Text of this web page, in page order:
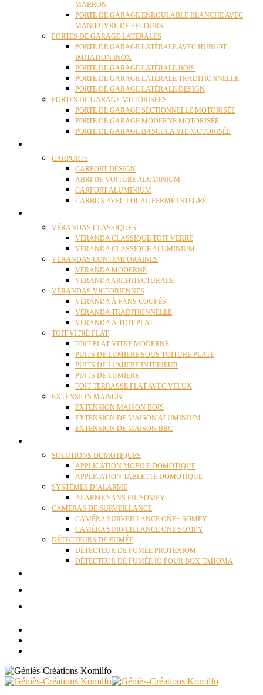
MARRON
PORTE DE GARAGE ENROULABLE BLANCHE AVEC
MANŒUVRE DE SECOURS
PORTES DE GARAGE LATÉRALES
PORTE DE GARAGE LATÉRALE AVEC HUBLOT
IMITATION INOX
PORTE DE GARAGE LATÉRALE BOIS
PORTE DE GARAGE LATÉRALE TRADITIONNELLE
PORTE DE GARAGE LATÉRALE DESIGN
PORTES DE GARAGE MOTORISÉES
PORTE DE GARAGE SECTIONNELLE MOTORISÉE
PORTE DE GARAGE MODERNE MOTORISÉE
PORTE DE GARAGE BASCULANTE MOTORISÉE
CARPORTS
CARPORT DESIGN
ABRI DE VOITURE ALUMINIUM
CARPORT ALUMINIUM
CARBOX AVEC LOCAL FERMÉ INTÉGRÉ
VÉRANDAS CLASSIQUES
VÉRANDA CLASSIQUE TOIT VERRE
VÉRANDA CLASSIQUE ALUMINIUM
VÉRANDAS CONTEMPORAINES
VÉRANDA MODERNE
VÉRANDA ARCHITECTURALE
VÉRANDAS VICTORIENNES
VÉRANDA À PANS COUPÉS
VÉRANDA TRADITIONNELLE
VÉRANDA À TOIT PLAT
TOIT VITRÉ PLAT
TOIT PLAT VITRE MODERNE
PUITS DE LUMIERE SOUS TOITURE PLATE
PUITS DE LUMIERE INTERIEUR
PUITS DE LUMIERE
TOIT TERRASSE PLAT AVEC VELUX
EXTENSION MAISON
EXTENSION MAISON BOIS
EXTENSION DE MAISON ALUMINIUM
EXTENSION DE MAISON BBC
SOLUTIONS DOMOTIQUES
APPLICATION MOBILE DOMOTIQUE
APPLICATION TABLETTE DOMOTIQUE
SYSTÈMES D’ALARME
ALARME SANS FIL SOMFY
CAMÉRAS DE SURVEILLANCE
CAMÉRA SURVEILLANCE ONE+ SOMFY
CAMÉRA SURVEILLANCE ONE SOMFY
DÉTECTEURS DE FUMÉE
DÉTECTEUR DE FUMÉE PROTEXIOM
DÉTECTEUR DE FUMÉE IO POUR BOX TAHOMA